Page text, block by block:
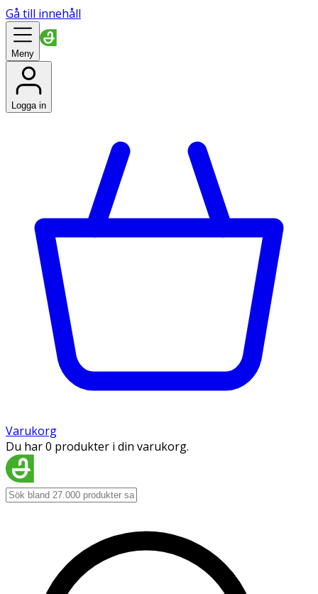
Gå till innehåll
Meny
Logga in
Varukorg
Du har 0 produkter i din varukorg.